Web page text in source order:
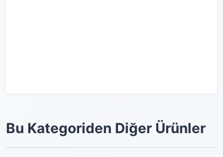
Bu Kategoriden Diğer Ürünler